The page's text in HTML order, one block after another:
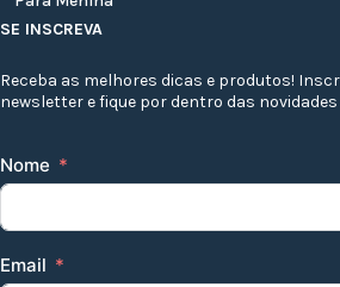
SE INSCREVA
Receba as melhores dicas e produtos!
newsletter e fique por dentro das
Nome
Email